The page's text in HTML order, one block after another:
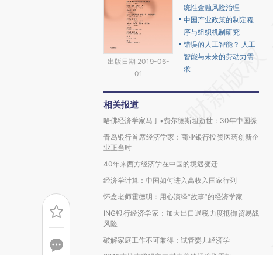
出版日期 2019-06-
01
统性金融风险治理
中国产业政策的制定程
序与组织机制研究
错误的人工智能？ 人工
智能与未来的劳动力需
求
相关报道
哈佛经济学家马丁•费尔德斯坦逝世：30年中国缘
青岛银行首席经济学家：商业银行投资医药创新企
业正当时
40年来西方经济学在中国的境遇变迁
经济学计算：中国如何进入高收入国家行列
怀念老师霍德明：用心演绎“故事”的经济学家
ING银行经济学家：加大出口退税力度抵御贸易战
风险
破解家庭工作不可兼得：试管婴儿经济学